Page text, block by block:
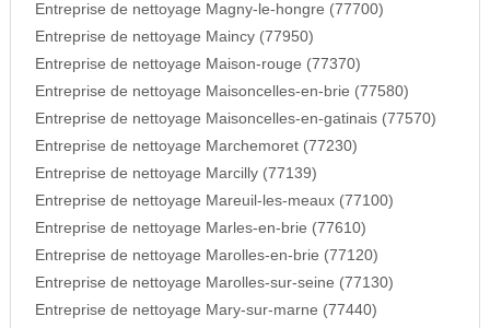
Entreprise de nettoyage Magny-le-hongre (77700)
Entreprise de nettoyage Maincy (77950)
Entreprise de nettoyage Maison-rouge (77370)
Entreprise de nettoyage Maisoncelles-en-brie (77580)
Entreprise de nettoyage Maisoncelles-en-gatinais (77570)
Entreprise de nettoyage Marchemoret (77230)
Entreprise de nettoyage Marcilly (77139)
Entreprise de nettoyage Mareuil-les-meaux (77100)
Entreprise de nettoyage Marles-en-brie (77610)
Entreprise de nettoyage Marolles-en-brie (77120)
Entreprise de nettoyage Marolles-sur-seine (77130)
Entreprise de nettoyage Mary-sur-marne (77440)